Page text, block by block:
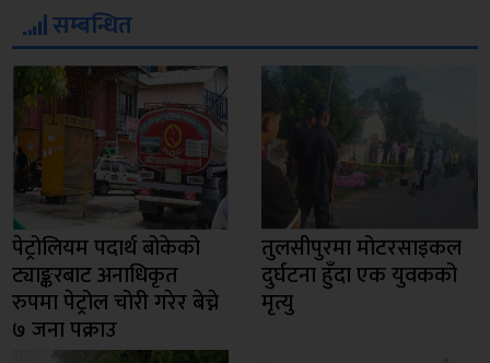
सम्बन्धित
पेट्रोलियम पदार्थ बोकेको
ट्याङ्करबाट अनाधिकृत
रुपमा पेट्रोल चोरी गरेर बेच्ने
७ जना पक्राउ
तुलसीपुरमा मोटरसाइकल
दुर्घटना हुँदा एक युवकको
मृत्यु